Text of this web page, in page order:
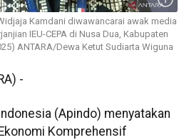
Kamdani diwawancarai awak media
IEU-CEPA di Nusa Dua, Kabupaten
ANTARA/Dewa Ketut Sudiarta Wiguna
-
(Apindo) menyatakan
Komprehensif